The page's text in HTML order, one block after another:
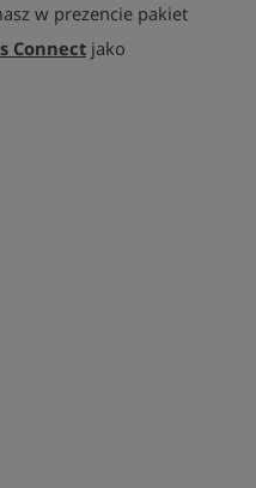
w prezencie pakiet
Connect jako